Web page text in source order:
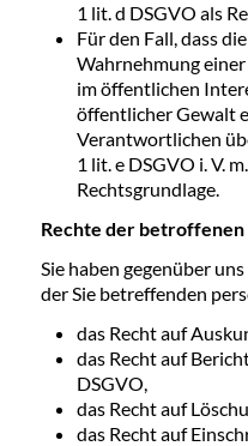
1 lit. d DSGVO als
Für den Fall, dass
Wahrnehmung
im öffentlichen
öffentlicher Gewalt
Verantwortlichen
1 lit. e DSGVO i. V.
Rechtsgrundlage.
Rechte der betroffenen
Sie haben gegenüber
der Sie betreffenden
das Recht auf
das Recht auf
DSGVO,
das Recht auf
das Recht auf